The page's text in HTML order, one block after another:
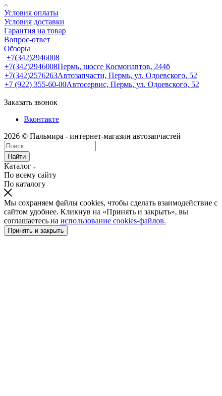
Условия оплаты
Условия доставки
Гарантия на товар
Вопрос-ответ
Обзоры
+7(342)2946008
+7(342)2946008Пермь, шоссе Космонавтов, 244б
+7(342)2576263Автозапчасти, Пермь, ул. Одоевского, 52
+7 (922) 355-60-00Автосервис, Пермь, ул. Одоевского, 52
Заказать звонок
Вконтакте
2026 © Пальмира - интернет-магазин автозапчастей
Найти
Каталог
По всему сайту
По каталогу
Мы сохраняем файлы cookies, чтобы сделать взаимодействие с
сайтом удобнее. Кликнув на «Принять и закрыть», вы
соглашаетесь на использование cookies-файлов.
Принять и закрыть